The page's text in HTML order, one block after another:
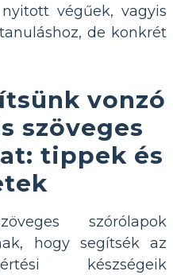
végűek, vagyis
de konkrét
vonzó
szöveges
tippek és
szórólapok
hogy segítsék az
készségeik